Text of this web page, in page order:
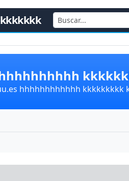
hhhhhhhhhhhh kkkkkkkkk